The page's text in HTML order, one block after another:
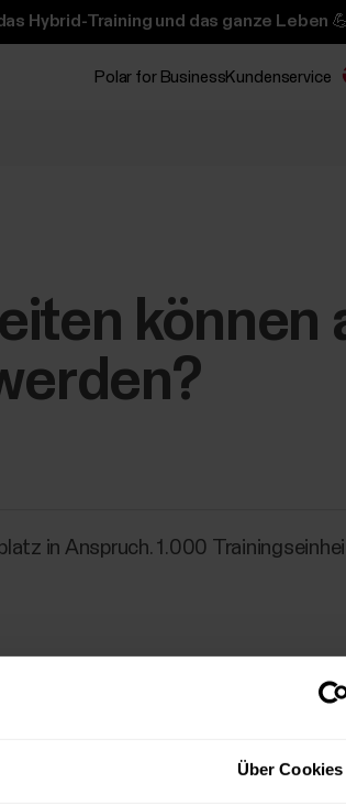
Über Cookies
Hybrid-Training und das ganze Leben 💪
Polar for BusinessKundenservice
können
in Anspruch. 1.000